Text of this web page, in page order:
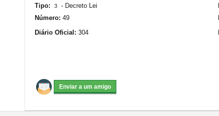
Tipo: 3 - Decreto Lei
Número: 49
Diário Oficial: 304